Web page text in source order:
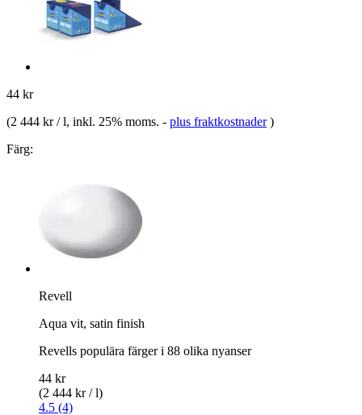
44 kr
(2 444 kr / l, inkl. 25% moms. - plus fraktkostnader )
Färg:
Revell
Aqua vit, satin finish
Revells populära färger i 88 olika nyanser
44 kr
(2 444 kr / l)
4.5 (4)